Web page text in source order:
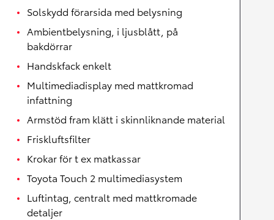
Solskydd förarsida med belysning
Ambientbelysning, i ljusblått, på
bakdörrar
Handskfack enkelt
Multimediadisplay med mattkromad
infattning
Armstöd fram klätt i skinnliknande material
Friskluftsfilter
Krokar för t ex matkassar
Toyota Touch 2 multimediasystem
Luftintag, centralt med mattkromade
detaljer